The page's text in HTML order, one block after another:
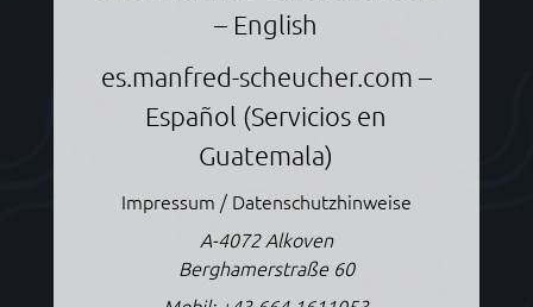
– English
es.manfred-scheucher.com –
Español (Servicios en
Guatemala)
Impressum / Datenschutzhinweise
A-4072 Alkoven
Berghamerstraße 60